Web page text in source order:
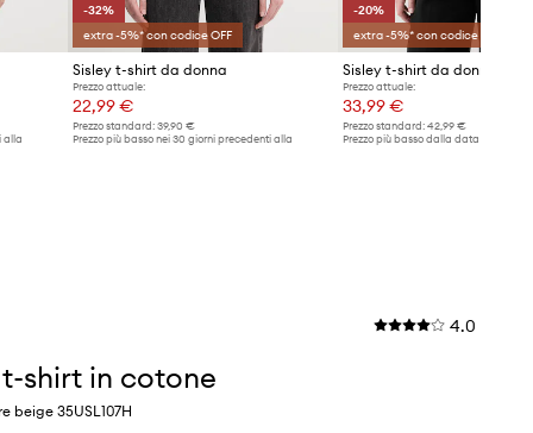
alla
-32%
extra -5%* con codice OFF
Sisley t-shirt da donna
Prezzo attuale:
22,99 €
Prezzo standard:39,90 €
Prezzo più basso nei 30 giorni precedenti alla
-20%
extra -5%* con codice OFF
Sisley t-shirt da donna con
Prezzo attuale:
33,99 €
Prezzo standard: 42,99 €
Prezzo più basso dalla data di lancio:
4.0
t-shirt in cotone
beige 35USL107H